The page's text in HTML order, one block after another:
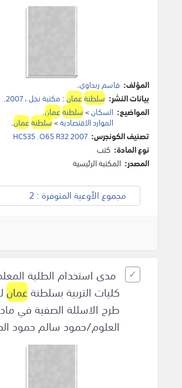
المؤلف: قاسم ربداوي.
بيانات النشر: سلطنةعمان: مكتبة نخل،2007
.
المواضيع: السكان>سلطنةعمان.
الموارد الاقتصادية>سلطنةعمان.
تصنيف الكونجرس: HC535 .O65 R32 2007
نوع المادة: كتب
المصدر: المكتبة الرئيسية
مجموع الأوعية المتوفرة : 2
مدى استخدام الطلبة
كليات التربية بسلطنةعمان
طرح الاسئلة الصفية في
العلوم/حمود سالم حمود